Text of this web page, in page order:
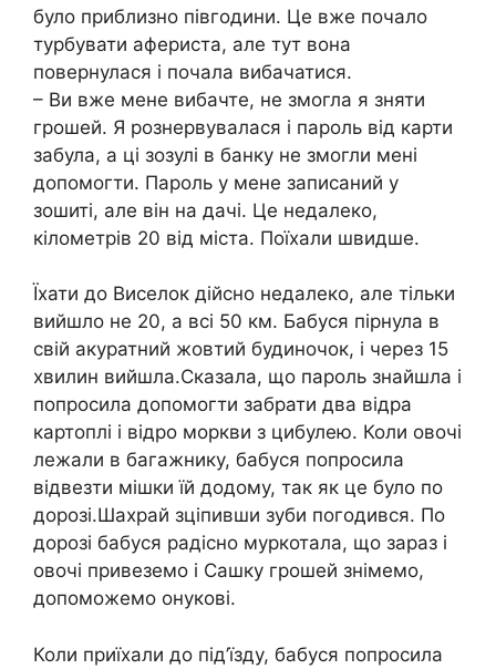
було приблизно півгодини. Це вже почало
турбувати афериста, але тут вона
повернулася і почала вибачатися.
– Ви вже мене вибачте, не змогла я зняти
грошей. Я рознервувалася і пароль від карти
забула, а ці зозулі в банку не змогли мені
допомогти. Пароль у мене записаний у
зошиті, але він на дачі. Це недалеко,
кілометрів 20 від міста. Поїхали швидше.
Їхати до Виселок дійсно недалеко, але тільки
вийшло не 20, а всі 50 км. Бабуся пірнула в
свій акуратний жовтий будиночок, і через 15
хвилин вийшла.Сказала, що пароль знайшла і
попросила допомогти забрати два відра
картоплі і відро моркви з цибулею. Коли овочі
лежали в багажнику, бабуся попросила
відвезти мішки їй додому, так як це було по
дорозі.Шахрай зціпивши зуби погодився. По
дорозі бабуся радісно муркотала, що зараз і
овочі привеземо і Сашку грошей знімемо,
допоможемо онукові.
Коли приїхали до під’їзду, бабуся попросила